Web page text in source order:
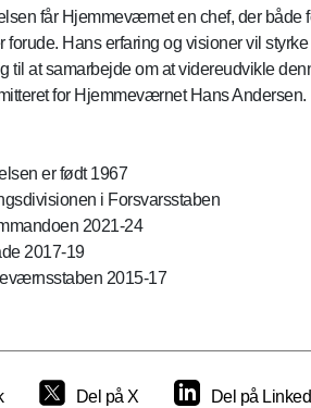
får Hjemmeværnet en chef, der
forude. Hans erfaring og visioner vil
til at samarbejde om at videreudvikle
for Hjemmeværnet Hans Andersen.
er født 1967
i Forsvarsstaben
2021-24
2017-19
2015-17
Del på X Del på